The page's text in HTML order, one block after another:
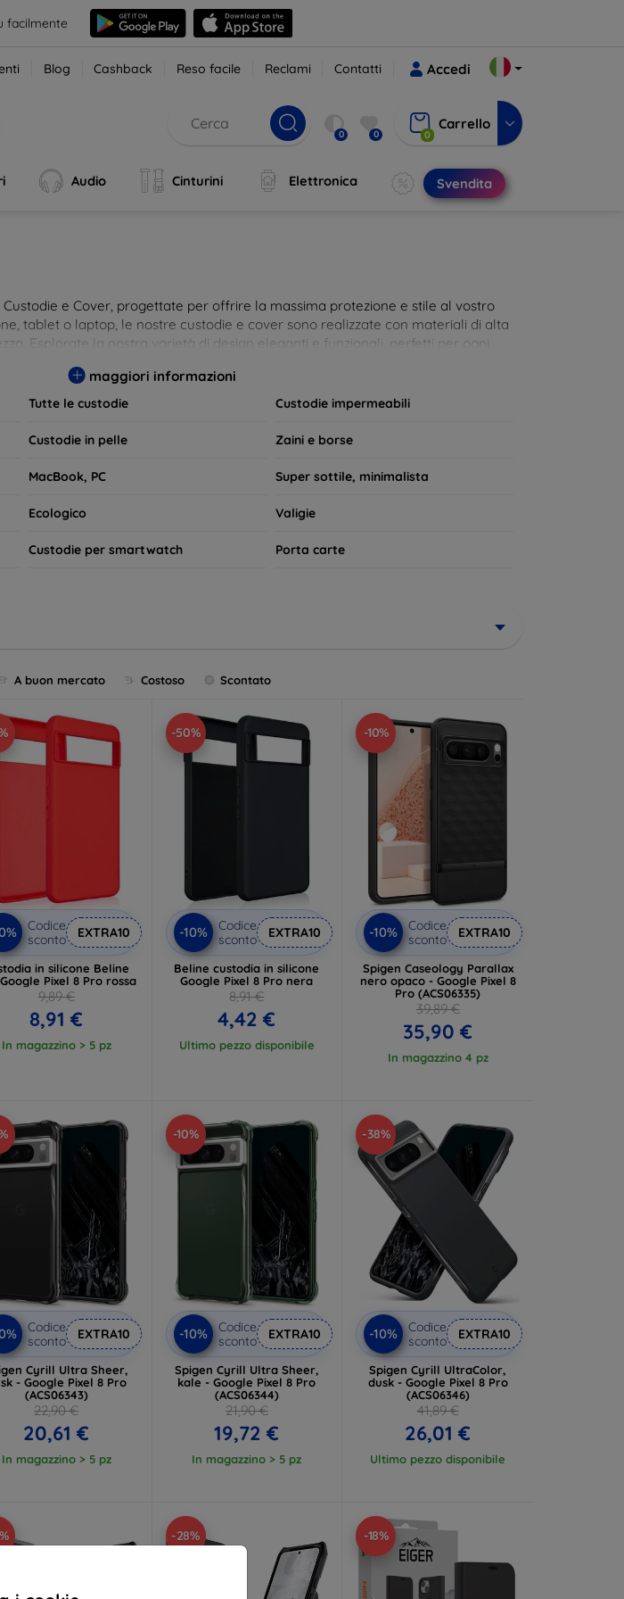
facilmente
Blog Cashback Reso facile Reclami Contatti Accedi
0 0 0
Carrello
Audio Cinturini Elettronica Svendita
e Cover, progettate per offrire la massima protezione e stile al vostro
tablet o laptop, le nostre custodie e cover sono realizzate con materiali di alta
Esplorate la nostra varietà di design eleganti e funzionali, perfetti per ogni
maggiori informazioni
Tutte le custodie Custodie impermeabili
Custodie in pelle Zaini e borse
MacBook, PC Super sottile, minimalista
Ecologico Valigie
Custodie per smartwatch Porta carte
A buon mercato Costoso Scontato
Codice
sconto
EXTRA10
in silicone Beline
Pixel 8 Pro rossa
9,89 €
8,91 €
In magazzino > 5 pz
-50%
-10%
Codice
sconto
EXTRA10
Beline custodia in silicone
Google Pixel 8 Pro nera
8,91 €
4,42 €
Ultimo pezzo disponibile
-10%
-10%
Codice
sconto
EXTRA10
Spigen Caseology Parallax
nero opaco - Google Pixel 8
Pro (ACS06335)
39,89 €
35,90 €
In magazzino 4 pz
Codice
sconto
EXTRA10
Cyrill Ultra Sheer,
- Google Pixel 8 Pro
(ACS06343)
22,90 €
20,61 €
In magazzino > 5 pz
-10%
-10%
Codice
sconto
EXTRA10
Spigen Cyrill Ultra Sheer,
kale - Google Pixel 8 Pro
(ACS06344)
21,90 €
19,72 €
In magazzino > 5 pz
-38%
-10%
Codice
sconto
EXTRA10
Spigen Cyrill UltraColor,
dusk - Google Pixel 8 Pro
(ACS06346)
41,89 €
26,01 €
Ultimo pezzo disponibile
-28% -18%